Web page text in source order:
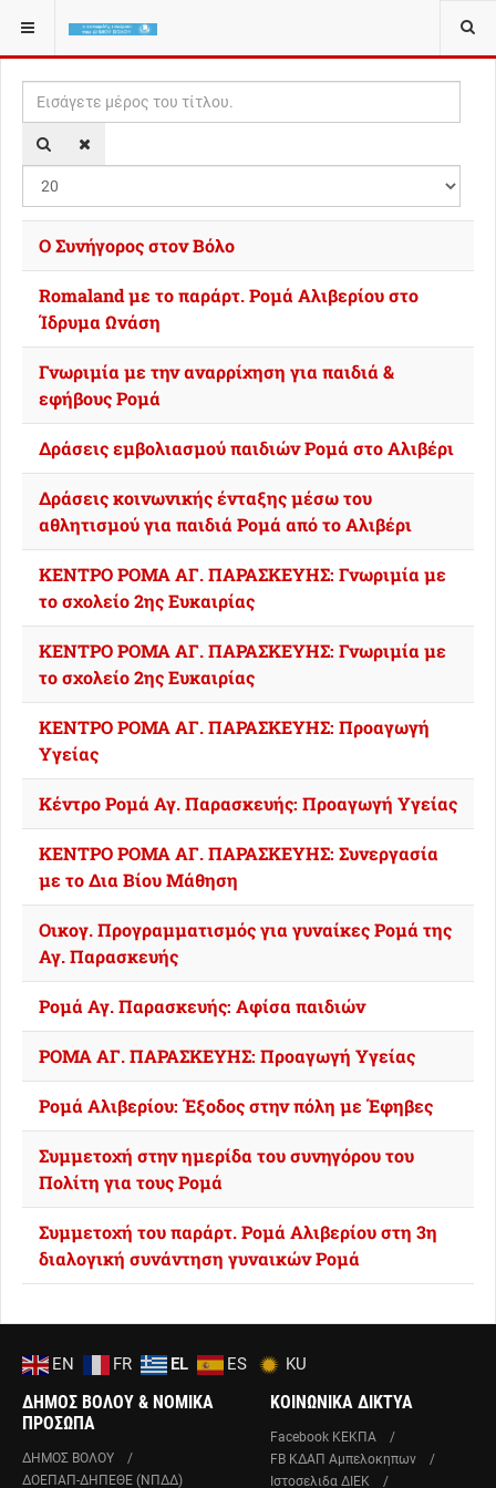
ΒΡΊΣΚΕΣΤΕ ΕΔΏ: TAGS
Εισάγετε μέρος του τίτλου.
O Συνήγορος στον Βόλο
Romaland με το παράρτ. Ρομά Αλιβερίου στο
Ίδρυμα Ωνάση
Γνωριμία με την αναρρίχηση για παιδιά &
εφήβους Ρομά
Δράσεις εμβολιασμού παιδιών Ρομά στο Αλιβέρι
Δράσεις κοινωνικής ένταξης μέσω του
αθλητισμού για παιδιά Ρομά από το Αλιβέρι
ΚΕΝΤΡΟ ΡΟΜΑ ΑΓ. ΠΑΡΑΣΚΕΥΗΣ: Γνωριμία με
το σχολείο 2ης Ευκαιρίας
ΚΕΝΤΡΟ ΡΟΜΑ ΑΓ. ΠΑΡΑΣΚΕΥΗΣ: Γνωριμία με
το σχολείο 2ης Ευκαιρίας
ΚΕΝΤΡΟ ΡΟΜΑ ΑΓ. ΠΑΡΑΣΚΕΥΗΣ: Προαγωγή
Υγείας
Κέντρο Ρομά Αγ. Παρασκευής: Προαγωγή Υγείας
ΚΕΝΤΡΟ ΡΟΜΑ ΑΓ. ΠΑΡΑΣΚΕΥΗΣ: Συνεργασία
με το Δια Βίου Μάθηση
Οικογ. Προγραμματισμός για γυναίκες Ρομά της
Αγ. Παρασκευής
Ρομά Αγ. Παρασκευής: Αφίσα παιδιών
ΡΟΜΑ ΑΓ. ΠΑΡΑΣΚΕΥΗΣ: Προαγωγή Υγείας
Ρομά Αλιβερίου: Έξοδος στην πόλη με Έφηβες
Συμμετοχή στην ημερίδα του συνηγόρου του
Πολίτη για τους Ρομά
Συμμετοχή του παράρτ. Ρομά Αλιβερίου στη 3η
διαλογική συνάντηση γυναικών Ρομά
EN FR EL ES KU
ΔΗΜΟΣ ΒΟΛΟΥ & ΝΟΜΙΚΑ
ΠΡΟΣΩΠΑ
ΔΗΜΟΣ ΒΟΛΟΥ
ΔΟΕΠΑΠ-ΔΗΠΕΘΕ (ΝΠΔΔ)
ΚΟΙΝΩΝΙΚΑ ΔΙΚΤΥΑ
Facebook ΚΕΚΠΑ
FB ΚΔΑΠ Αμπελοκηπων
Ιστοσελιδα ΔΙΕΚ